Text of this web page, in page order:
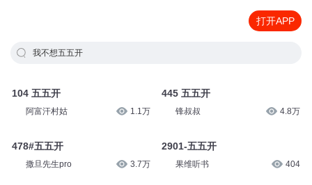
打开APP
我不想五五开
104 五五开
阿富汗村姑 1.1万
478#五五开
撒旦先生pro 3.7万
445 五五开
锋叔叔 4.8万
2901-五五开
果维听书 404